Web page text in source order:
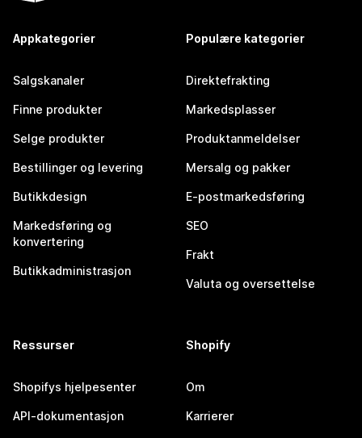
Appkategorier
Salgskanaler
Finne produkter
Selge produkter
Bestillinger og levering
Butikkdesign
Markedsføring og
konvertering
Butikkadministrasjon
Populære kategorier
Direktefrakting
Markedsplasser
Produktanmeldelser
Mersalg og pakker
E-postmarkedsføring
SEO
Frakt
Valuta og oversettelse
Ressurser
Shopifys hjelpesenter
API-dokumentasjon
Shopify
Om
Karrierer